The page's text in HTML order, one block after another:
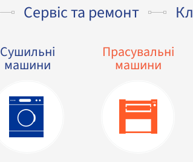
Сервіс та ремонт
Сушильні
машини
Прасувальні
машини